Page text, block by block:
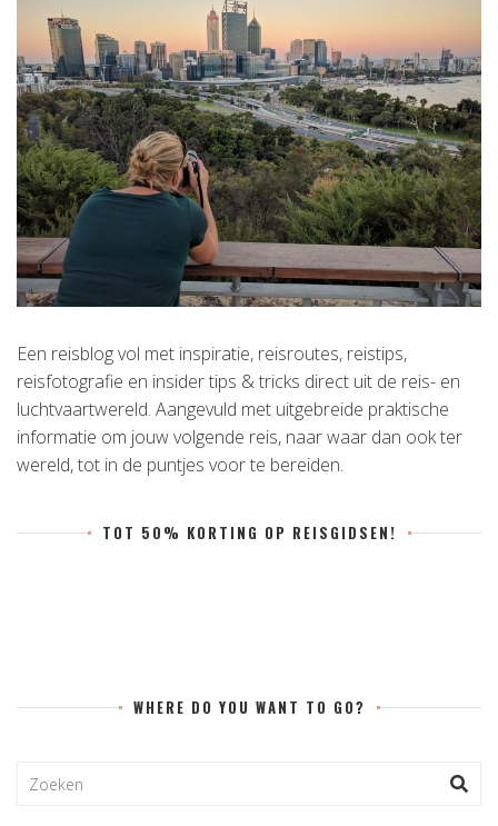
Een reisblog vol met inspiratie, reisroutes, reistips,
reisfotografie en insider tips & tricks direct uit de reis- en
luchtvaartwereld. Aangevuld met uitgebreide praktische
informatie om jouw volgende reis, naar waar dan ook ter
wereld, tot in de puntjes voor te bereiden.
TOT 50% KORTING OP REISGIDSEN!
WHERE DO YOU WANT TO GO?